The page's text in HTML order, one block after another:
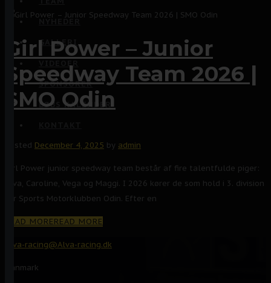
GALLERI
VIDEOER
SPONSORER
LØBS KALENDER
Girl Power – Junior
Speedway Team 2026 |
SMO Odin
Posted December 4, 2025 by admin
Girl Power junior speedway team består af fire talentfulde piger:
Alva, Caroline, Vega og Maggi. I 2026 kører de som hold i 3. division
for Sports Motorklubben Odin. Efter en
READ MOREREAD MORE
Alva-racing@Alva-racing.dk
Danmark